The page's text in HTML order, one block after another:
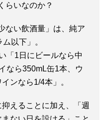
らいなのか？
ない飲酒量」は、純ア
以下」。
「1日にビールなら中
なら350mL缶1本、ウ
ンなら1/4本」。
えることに加え、「週